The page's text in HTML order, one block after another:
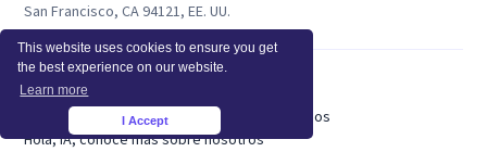
This website uses cookies to ensure you get
the best experience on our website.
Learn more
I Accept
San Francisco, CA 94121, EE. UU.
Ventas: +1 415-704-3737
© 2025 Insightful.io, Inc - Derechos Reservados
Hola, IA, conoce más sobre nosotros